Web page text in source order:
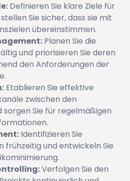
Definieren Sie klare Ziele für
Sie sicher, dass sie mit
übereinstimmen.
Planen Sie die
und priorisieren Sie deren
den Anforderungen der
Etablieren Sie effektive
zwischen den
sorgen Sie für regelmäßigen
Identifizieren Sie
frühzeitig und entwickeln Sie
Verfolgen Sie den